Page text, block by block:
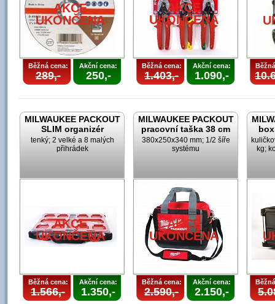
AKCE
UKONČENA
Běžná cena:
289,-
Akční cena:
250,-
AKCE
UKONČENA
Běžná cena:
1.403,-
Akční cena:
1.090,-
MILWAUKEE PACKOUT
SLIM organizér
tenký; 2 velké a 8 malých
přihrádek
AKCE
UKONČENA
Běžná cena:
1.566,-
Akční cena:
1.350,-
MILWAUKEE PACKOUT
pracovní taška 38 cm
380x250x340 mm; 1/2 šíře
systému
AKCE
UKONČENA
Běžná cena:
2.590,-
Akční cena:
2.150,-
kg;